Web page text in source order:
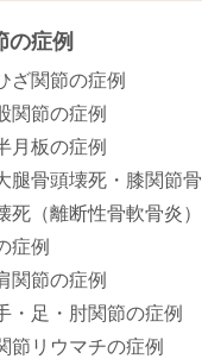
の症例
ざ関節の症例
関節の症例
月板の症例
腿骨頭壊死・膝関節骨
死（離断性骨軟骨炎）
症例
関節の症例
・足・肘関節の症例
節リウマチの症例